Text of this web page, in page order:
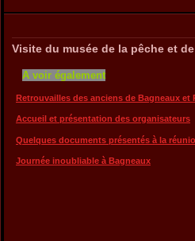
Visite du musée de la pêche et
A voir également
Retrouvailles des anciens de Bagneaux et
Accueil et présentation des organisateurs
Quelques documents présentés à la
Journée inoubliable à Bagneaux
Réunion des